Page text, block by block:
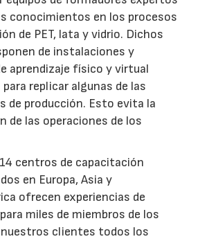
conocimientos en los procesos
de PET, lata y vidrio. Dichos
de instalaciones y
aprendizaje físico y virtual
replicar algunas de las
de producción. Esto evita la
de las operaciones de los
centros de capacitación
en Europa, Asia y
ofrecen experiencias de
miles de miembros de los
nuestros clientes todos los